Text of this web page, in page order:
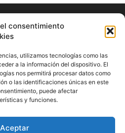
consentimiento
utilizamos tecnologías como las
a la información del dispositivo. El
nos permitirá procesar datos como
o las identificaciones únicas en este
puede afectar
y funciones.
Aceptar
US
y otros de interés general